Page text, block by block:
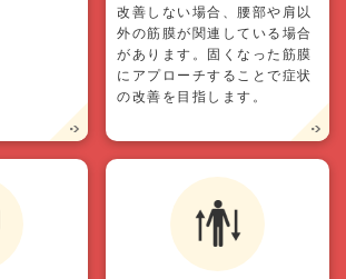
改善しない場合、腰部や肩以
外の筋膜が関連している場合
があります。固くなった筋膜
にアプローチすることで症状
の改善を目指します。